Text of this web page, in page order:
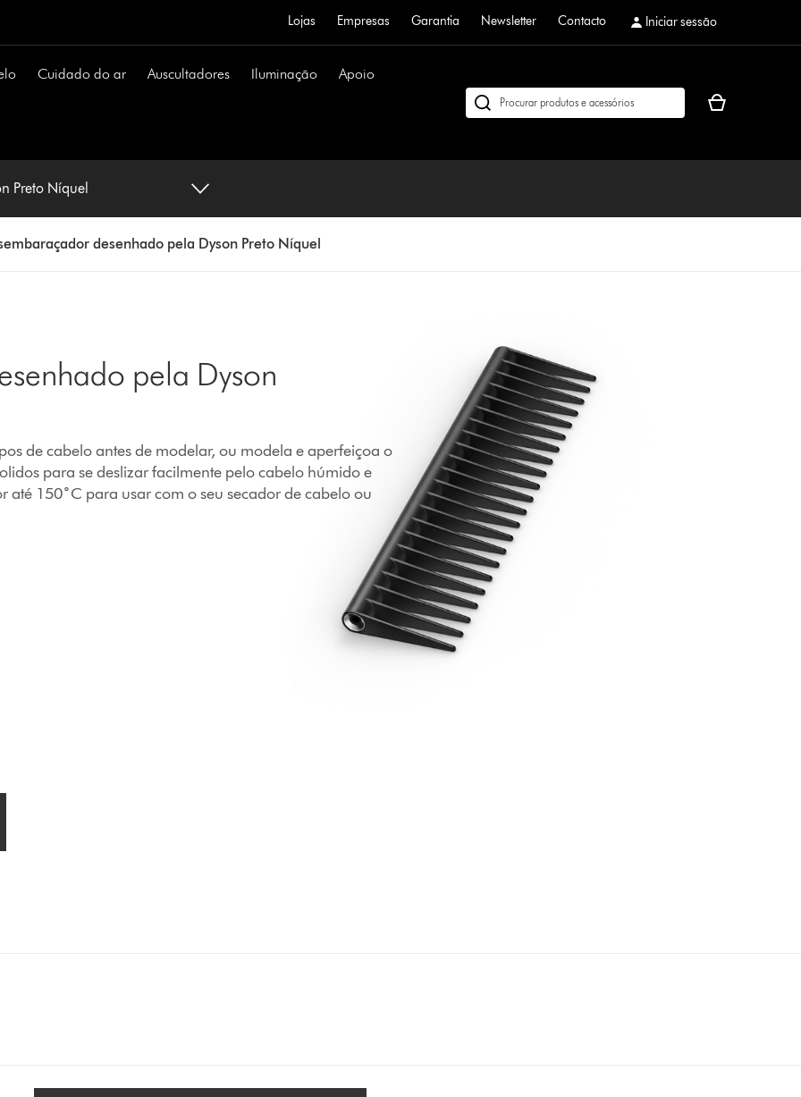
Lojas Empresas Garantia Newsletter Contacto Iniciar sessão
Cuidado do ar Auscultadores Iluminação Apoio
Pesquisar
O
de
Preto Níquel
desenhado pela Dyson Preto Níquel
pela Dyson
de cabelo antes de modelar, ou modela e aperfeiçoa o
para se deslizar facilmente pelo cabelo húmido e
até 150˚C para usar com o seu secador de cabelo ou